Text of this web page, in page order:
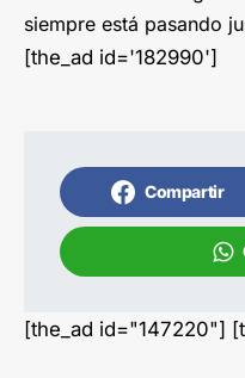
siempre está pasando
[the_ad id='182990']
Compartir
[the_ad id="147220"]